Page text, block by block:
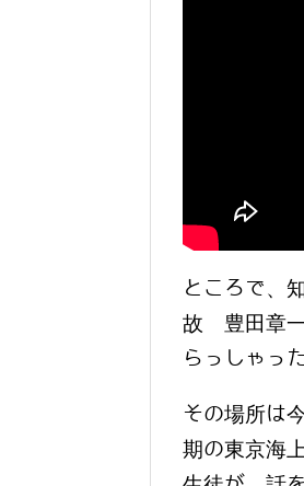
ところで、
故 豊田章一
らっしゃっ
その場所は
期の東京海